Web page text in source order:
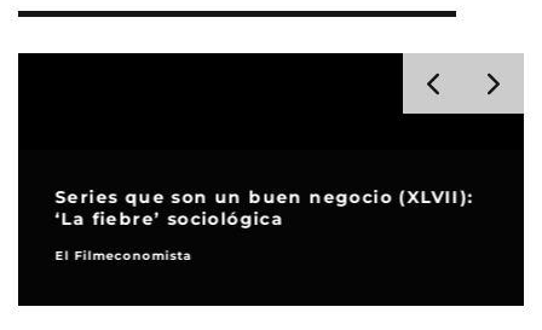
Series que son un buen negocio (XLVII):
‘La fiebre’ sociológica
El Filmeconomista